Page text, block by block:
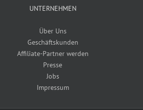
UNTERNEHMEN
Über Uns
Geschäftskunden
Affiliate-Partner werden
Presse
Jobs
Impressum